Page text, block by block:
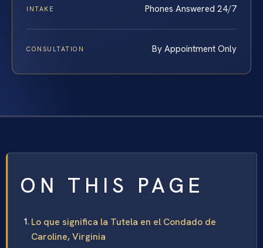
INTAKE Phones Answered 24/7
CONSULTATION By Appointment Only
ON THIS PAGE
Lo que significa la Tutela en el Condado de
Caroline, Virginia